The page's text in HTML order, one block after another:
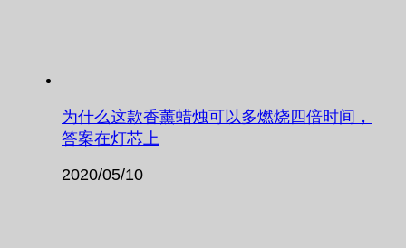
为什么这款香薰蜡烛可以多燃烧四倍时间，
答案在灯芯上
2020/05/10